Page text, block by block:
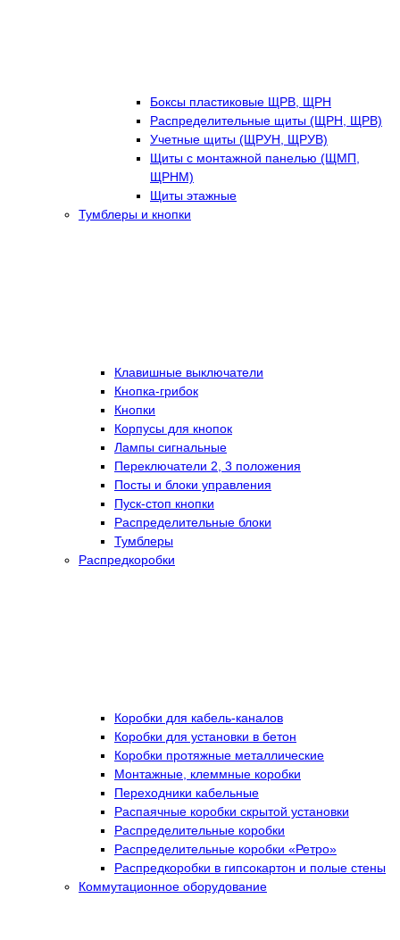
Боксы пластиковые ЩРВ, ЩРН
Распределительные щиты (ЩРН, ЩРВ)
Учетные щиты (ЩРУН, ЩРУВ)
Щиты с монтажной панелью (ЩМП,
ЩРНМ)
Щиты этажные
Тумблеры и кнопки
Клавишные выключатели
Кнопка-грибок
Кнопки
Корпусы для кнопок
Лампы сигнальные
Переключатели 2, 3 положения
Посты и блоки управления
Пуск-стоп кнопки
Распределительные блоки
Тумблеры
Распредкоробки
Коробки для кабель-каналов
Коробки для установки в бетон
Коробки протяжные металлические
Монтажные, клеммные коробки
Переходники кабельные
Распаячные коробки скрытой установки
Распределительные коробки
Распределительные коробки «Ретро»
Распредкоробки в гипсокартон и полые стены
Коммутационное оборудование